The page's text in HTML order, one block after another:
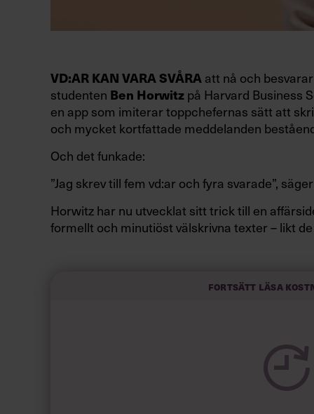
VD:AR KAN VARA SVÅRA att nå och
studenten Ben Horwitz på Harvard Business
en app som imiterar toppchefernas sätt att
och mycket kortfattade meddelanden
Och det funkade:
”Jag skrev till fem vd:ar och fyra svarade”,
Horwitz har nu utvecklat sitt trick till en
formellt och minutiöst välskrivna texter – likt
Fortsätt läsa